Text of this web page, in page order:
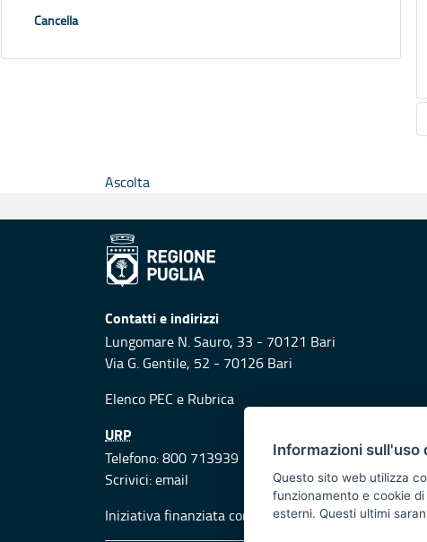
Cancella
Ascolta
Contatti e indirizzi
Lungomare N. Sauro, 33 - 70121 Bari
Via G. Gentile, 52 - 70126 Bari
Elenco PEC e Rubrica
URP
Telefono: 800 713939
Scrivici:email
Iniziativa finanziata con risorse del POR Puglia
Informazioni sull'uso
Questo sito web utilizza
funzionamento e cookie
esterni. Questi ultimi